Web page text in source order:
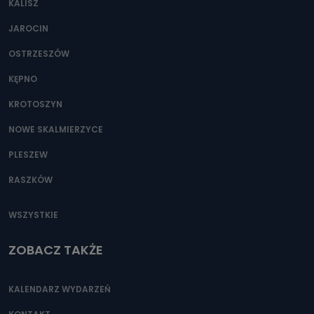
Można to zrobić pod numerem telefonu 62 735-51-05 lub
KALISZ
JAROCIN
OSTRZESZÓW
KĘPNO
KROTOSZYN
NOWE SKALMIERZYCE
PLESZEW
RASZKÓW
WSZYSTKIE
ZOBACZ TAKŻE
KALENDARZ WYDARZEŃ